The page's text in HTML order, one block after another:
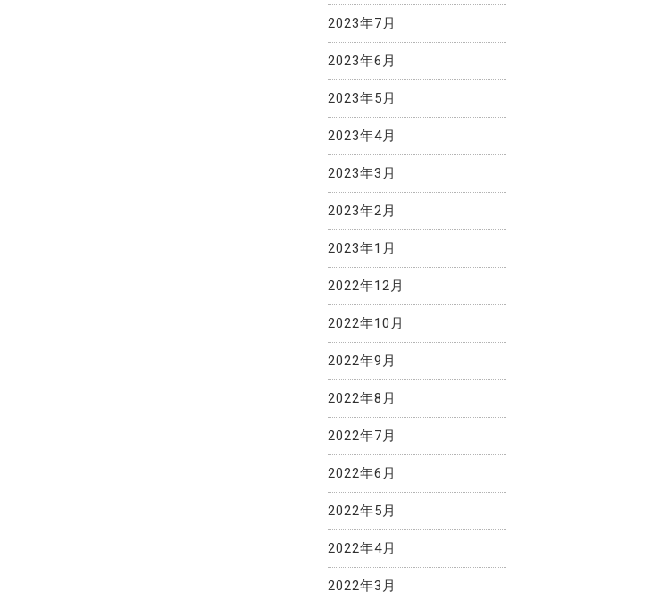
2023年7月
2023年6月
2023年5月
2023年4月
2023年3月
2023年2月
2023年1月
2022年12月
2022年10月
2022年9月
2022年8月
2022年7月
2022年6月
2022年5月
2022年4月
2022年3月